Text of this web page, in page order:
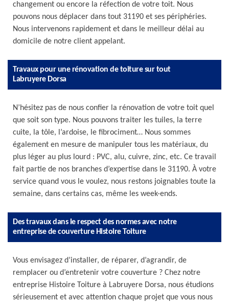
changement ou encore la réfection de votre toit. Nous
pouvons nous déplacer dans tout 31190 et ses périphéries.
Nous intervenons rapidement et dans le meilleur délai au
domicile de notre client appelant.
Travaux pour une rénovation de toiture sur tout
Labruyere Dorsa
N’hésitez pas de nous confier la rénovation de votre toit quel
que soit son type. Nous pouvons traiter les tuiles, la terre
cuite, la tôle, l’ardoise, le fibrociment… Nous sommes
également en mesure de manipuler tous les matériaux, du
plus léger au plus lourd : PVC, alu, cuivre, zinc, etc. Ce travail
fait partie de nos branches d’expertise dans le 31190. À votre
service quand vous le voulez, nous restons joignables toute la
semaine, dans certains cas, même les week-ends.
Des travaux dans le respect des normes avec notre
entreprise de couverture Histoire Toiture
Vous envisagez d’installer, de réparer, d’agrandir, de
remplacer ou d’entretenir votre couverture ? Chez notre
entreprise Histoire Toiture à Labruyere Dorsa, nous étudions
sérieusement et avec attention chaque projet que vous nous